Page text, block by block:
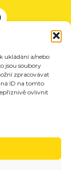
ukládání a/nebo
jsou soubory
zpracovávat
ID na tomto
ovlivnit